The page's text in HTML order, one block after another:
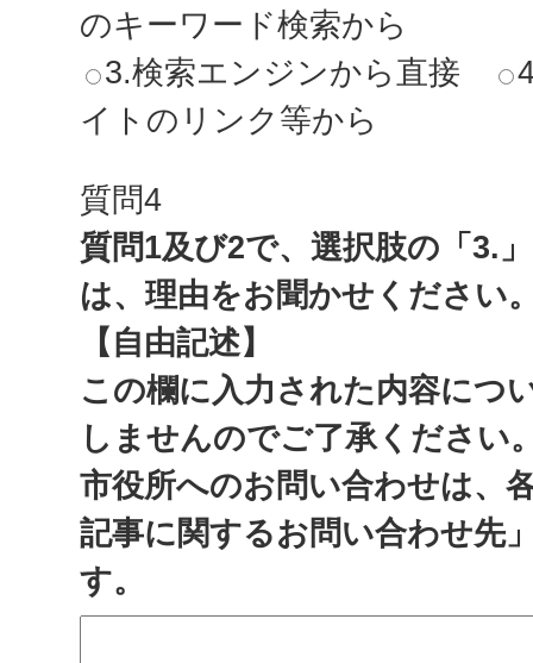
のキーワード検索から
3.検索エンジンから直接
イトのリンク等から
質問4
質問1及び2で、選択肢の「3.
は、理由をお聞かせください
【自由記述】
この欄に入力された内容につ
しませんのでご了承ください
市役所へのお問い合わせは、
記事に関するお問い合わせ先
す。